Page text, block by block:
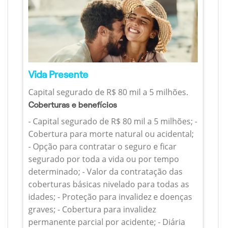
Vida Presente
Capital segurado de R$ 80 mil a 5 milhões.
Coberturas e benefícios
- Capital segurado de R$ 80 mil a 5 milhões; -
Cobertura para morte natural ou acidental;
- Opção para contratar o seguro e ficar
segurado por toda a vida ou por tempo
determinado; - Valor da contratação das
coberturas básicas nivelado para todas as
idades; - Proteção para invalidez e doenças
graves; - Cobertura para invalidez
permanente parcial por acidente; - Diária